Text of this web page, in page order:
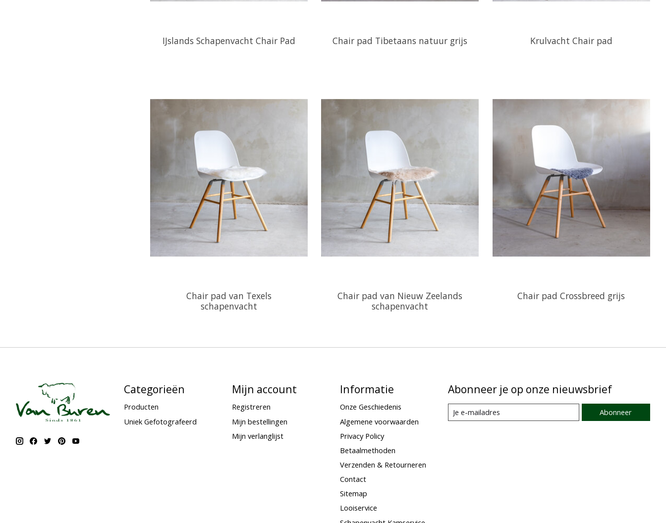
IJslands Schapenvacht Chair Pad Chair pad Tibetaans natuur grijs Krulvacht Chair pad
Chair pad van Texels
schapenvacht
Chair pad van Nieuw Zeelands
schapenvacht
Chair pad Crossbreed grijs
Categorieën
Producten
Uniek Gefotografeerd
Mijn account
Registreren
Mijn bestellingen
Mijn verlanglijst
Informatie
Onze Geschiedenis
Algemene voorwaarden
Privacy Policy
Betaalmethoden
Verzenden & Retourneren
Contact
Sitemap
Looiservice
Abonneer je op onze nieuwsbrief
Abonneer